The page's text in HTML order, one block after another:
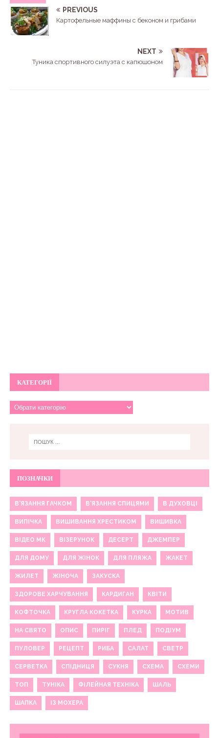
PREVIOUS
Картофельные маффины с беконом и грибами
NEXT
Туника спортивного силуэта с капюшоном
КАТЕГОРІЇ
ПОЗНАЧКИ
В'ЯЗАННЯ ГАЧКОМ В'ЯЗАННЯ СПИЦЯМИ В ДУХОВЦІ
ВИПІЧКА ВИШИВАННЯ ХРЕСТИКОМ ВИШИВКА
ВІДЕО МК ВІЗЕРУНОК ДЕСЕРТ ДЖЕМПЕР
ДЛЯ ДОМУ ДЛЯ ЖІНОК ДЛЯ ПЛЯЖА ЖАКЕТ
ЖИЛЕТ ЖІНОЧА ЗАКУСКА
ЗДОРОВЕ ХАРЧУВАННЯ КАРДИГАН КВІТИ
КОФТОЧКА КРУГЛА КОКЕТКА КУРКА МОТИВ
НА СВЯТО ОПИС ПИРІГ ПЛЕД ПОДІУМ
ПУЛОВЕР РЕЦЕПТ РИБА САЛАТ СВЕТР
СЕРВЕТКА СПІДНИЦЯ СУКНЯ СХЕМА СХЕМИ
ТОП ТУНІКА ФІЛЕЙНАЯ ТЕХНІКА ШАЛЬ
ШАПКА ІЗ МОХЕРА